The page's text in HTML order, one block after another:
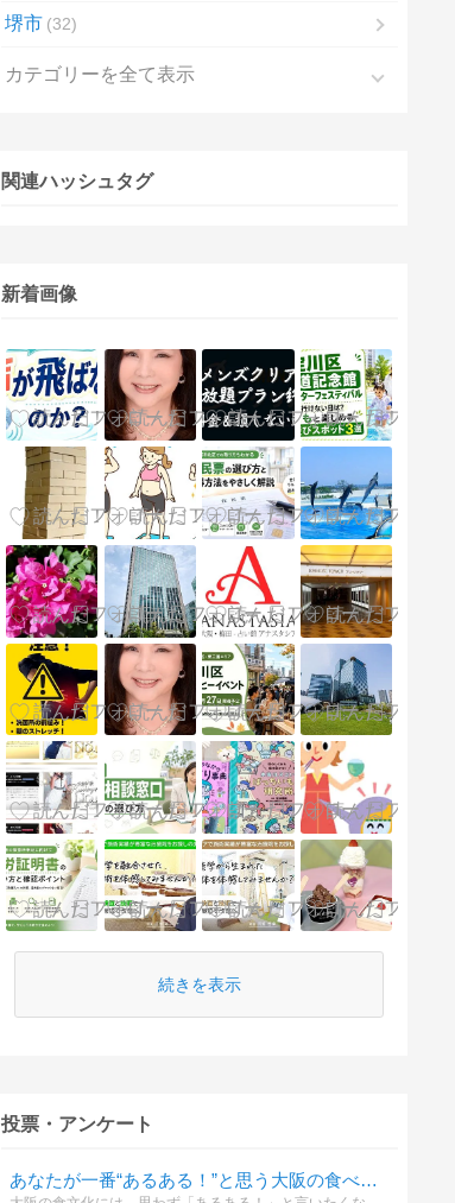
堺市 32
カテゴリーを全て表示
関連ハッシュタグ
新着画像
続きを表示
投票・アンケート
あなたが一番“あるある！”と思う大阪の食べ物ネタはどれ？